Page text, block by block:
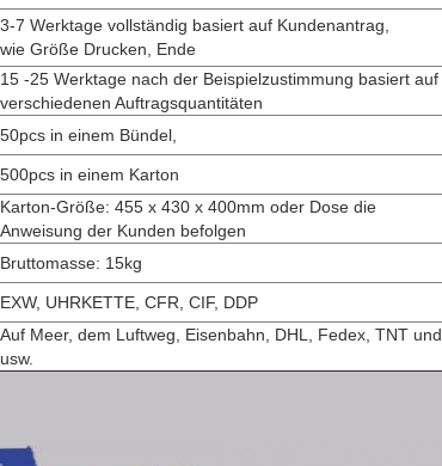
3-7 Werktage vollständig basiert auf Kundenantrag,
wie Größe Drucken, Ende
15 -25 Werktage nach der Beispielzustimmung basiert auf
verschiedenen Auftragsquantitäten
50pcs in einem Bündel,
500pcs in einem Karton
Karton-Größe: 455 x 430 x 400mm oder Dose die
Anweisung der Kunden befolgen
Bruttomasse: 15kg
EXW, UHRKETTE, CFR, CIF, DDP
Auf Meer, dem Luftweg, Eisenbahn, DHL, Fedex, TNT und
usw.